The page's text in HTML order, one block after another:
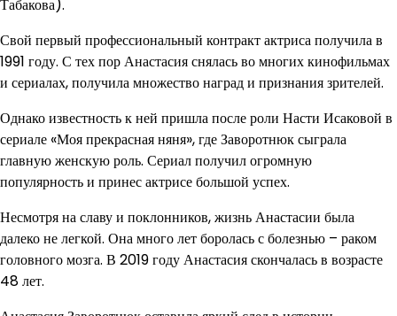
Табакова).
Свой первый профессиональный контракт актриса получила в
1991 году. С тех пор Анастасия снялась во многих кинофильмах
и сериалах, получила множество наград и признания зрителей.
Однако известность к ней пришла после роли Насти Исаковой в
сериале «Моя прекрасная няня», где Заворотнюк сыграла
главную женскую роль. Сериал получил огромную
популярность и принес актрисе большой успех.
Несмотря на славу и поклонников, жизнь Анастасии была
далеко не легкой. Она много лет боролась с болезнью – раком
головного мозга. В 2019 году Анастасия скончалась в возрасте
48 лет.